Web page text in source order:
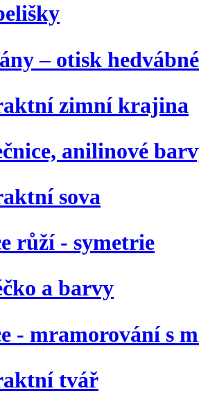
– otisk
zimní krajina
anilinové
sova
růží - symetrie
a barvy
- mramorování s
tvář